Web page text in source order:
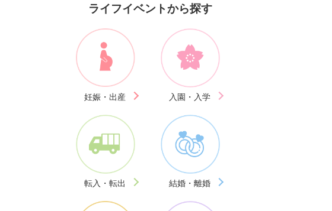
ライフイベントから探す
妊娠・出産 入園・入学
転入・転出 結婚・離婚